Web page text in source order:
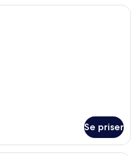
Ett välordnat hotellrum med en stor
Se priser